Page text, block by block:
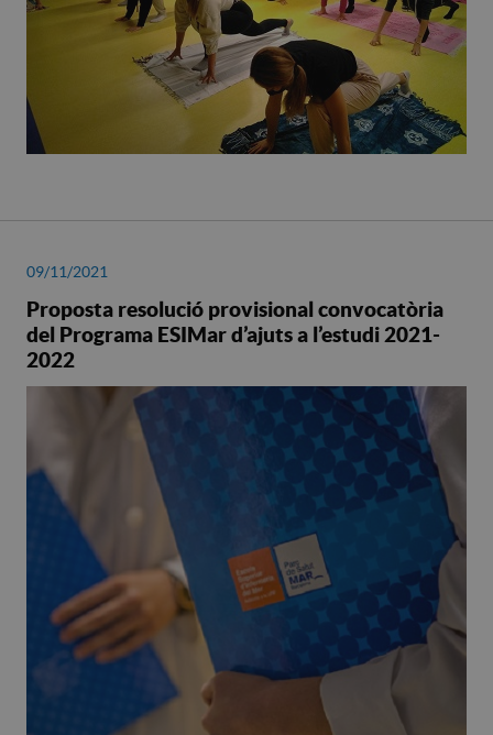
09/11/2021
Proposta resolució provisional convocatòria
del Programa ESIMar d’ajuts a l’estudi 2021-
2022